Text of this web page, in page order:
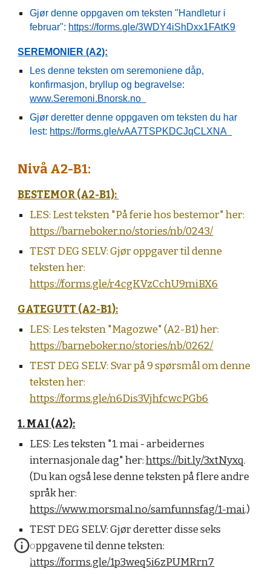
Gjør denne oppgaven om teksten "Handletur i
februar": https://forms.gle/3WDY4iShDxx1FAtK9
SEREMONIER (A2):
Les denne teksten om seremoniene dåp,
konfirmasjon, bryllup og begravelse:
www.Seremoni.Bnorsk.no
Gjør deretter denne oppgaven om teksten du har
lest: https://forms.gle/vAA7TSPKDCJqCLXNA
Nivå A2-B1:
BESTEMOR (A2-B1):
LES: Lest teksten "På ferie hos bestemor" her:
https://barneboker.no/stories/nb/0243/
TEST DEG SELV:Gjør oppgaver til denne
teksten her:
https://forms.gle/r4cgKVzCchU9miBX6
GATEGUTT (A2-B1):
LES: Les teksten "Magozwe" (A2-B1) her:
https://barneboker.no/stories/nb/0262/
TEST DEG SELV: Svar på 9 spørsmål om denne
teksten her:
https://forms.gle/n6Dis3VjhfcwcPGb6
1. MAI (A2):
LES: Les teksten "1. mai - arbeidernes
internasjonale dag" her:https://bit.ly/3xtNyxq.
(Du kan også lese denne teksten på flere andre
språk her:
https://www.morsmal.no/samfunnsfag/1-mai.)
TEST DEG SELV:Gjør deretter disse seks
oppgavene til denne teksten:
https://forms.gle/1p3weq5i6zPUMRrn7